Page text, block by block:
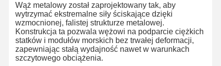
Wąż do ssania gnojowicy
Rura węża wodnego
Rury węża paliwowego
Wąż metalowy został zaprojektowany tak, aby
wytrzymać ekstremalne siły ściskające dzięki
wzmocnionej, falistej strukturze metalowej.
Konstrukcja ta pozwala wężowi na podparcie ciężkich
statków i modułów morskich bez trwałej deformacji,
zapewniając stałą wydajność nawet w warunkach
szczytowego obciążenia.